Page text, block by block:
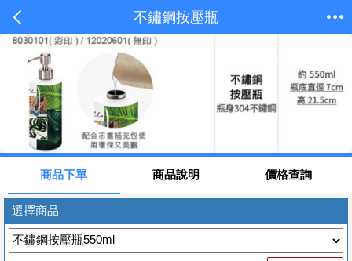
不鏽鋼按壓瓶
商品下單 商品說明 價格查詢
選擇商品